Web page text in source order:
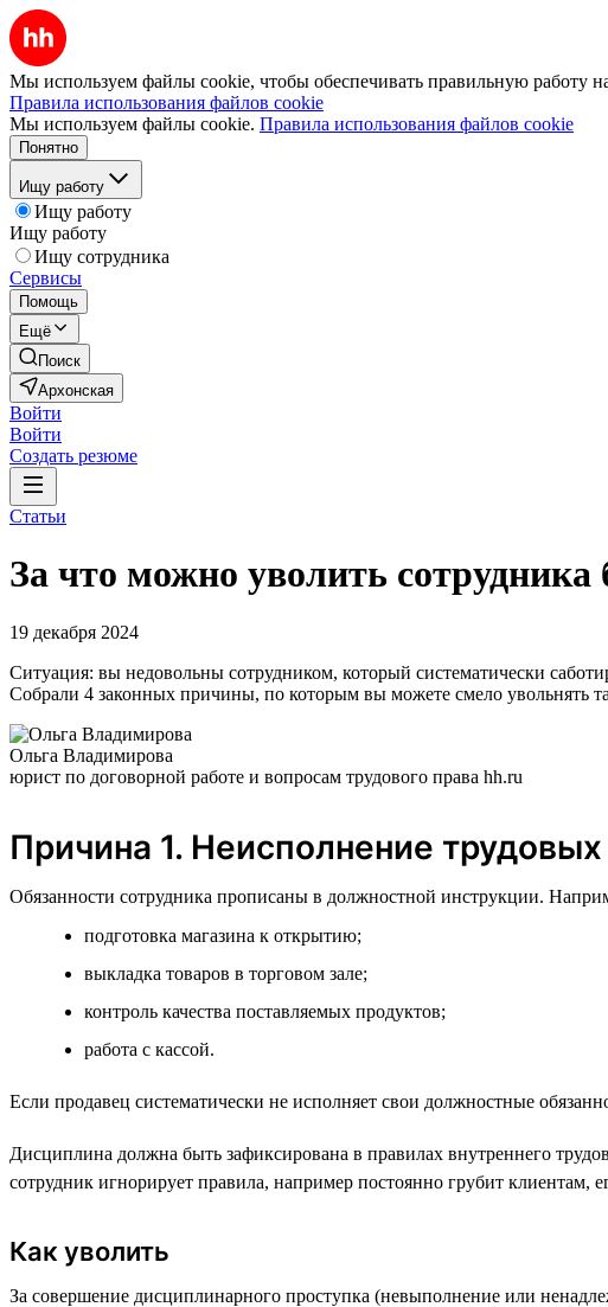
Мы используем файлы cookie, чтобы обеспечивать правильную работу
Правила использования файлов cookie
Мы используем файлы cookie. Правила использования файлов cookie
Понятно
Ищу работу
Ищу работу
Ищу работу
Ищу сотрудника
Сервисы
Помощь
Ещё
Поиск
Архонская
Войти
Войти
Создать резюме
Статьи
За что можно уволить сотрудника
19 декабря 2024
Ситуация: вы недовольны сотрудником, который систематически
Собрали 4 законных причины, по которым вы можете смело увольнять
Ольга Владимирова
юрист по договорной работе и вопросам трудового права hh.ru
Причина 1. Неисполнение
Обязанности сотрудника прописаны в должностной инструкции.
подготовка магазина к открытию;
выкладка товаров в торговом зале;
контроль качества поставляемых продуктов;
работа с кассой.
Если продавец систематически не исполняет свои должностные
Дисциплина должна быть зафиксирована в правилах внутреннего
сотрудник игнорирует правила, например постоянно грубит клиентам,
Как уволить
За совершение дисциплинарного проступка (невыполнение или